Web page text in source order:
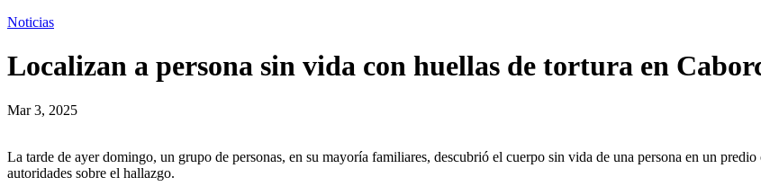
Noticias
Localizan a persona sin vida con huellas de tortura en
Mar 3, 2025
La tarde de ayer domingo, un grupo de personas, en su mayoría familiares, descubrió el cuerpo sin vida de una persona en un
autoridades sobre el hallazgo.